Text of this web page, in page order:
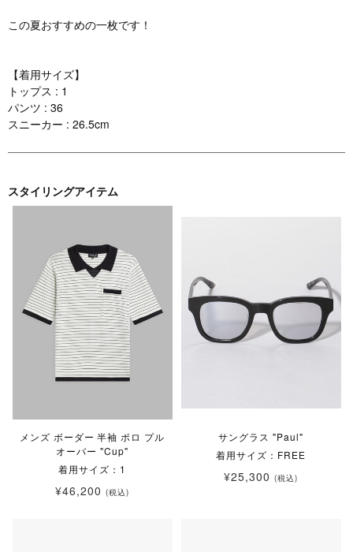
この夏おすすめの一枚です！
【着用サイズ】
トップス : 1
パンツ : 36
スニーカー : 26.5cm
スタイリングアイテム
メンズ ボーダー 半袖 ポロ プル
オーバー "Cup"
着用サイズ：1
¥46,200 (税込)
サングラス "Paul"
着用サイズ：FREE
¥25,300 (税込)